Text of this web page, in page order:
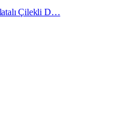
Çilekli D…